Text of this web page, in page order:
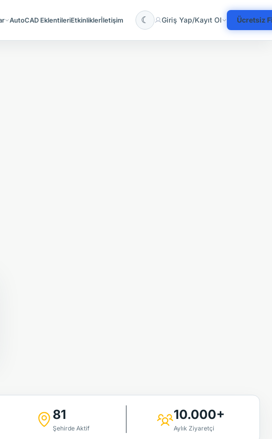
AutoCAD EklentileriEtkinliklerİletişim ☾ Giriş Yap/Kayıt Ol Ücretsiz
81
Şehirde Aktif
10.000+
Aylık Ziyaretçi